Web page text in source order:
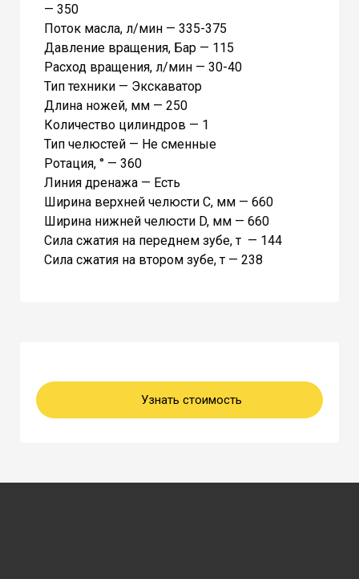
— 350
Поток масла, л/мин — 335-375
Давление вращения, Бар — 115
Расход вращения, л/мин — 30-40
Тип техники — Экскаватор
Длина ножей, мм — 250
Количество цилиндров — 1
Тип челюстей — Не сменные
Ротация, ° — 360
Линия дренажа — Есть
Ширина верхней челюсти C, мм — 660
Ширина нижней челюсти D, мм — 660
Сила сжатия на переднем зубе, т — 144
Сила сжатия на втором зубе, т — 238
Узнать стоимость